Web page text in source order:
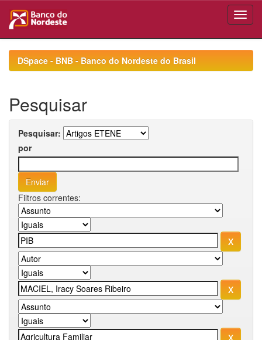
navigationDSpace - BNB - Banco do Nordeste do Brasil
Pesquisar
Pesquisar:
por
Filtros correntes: